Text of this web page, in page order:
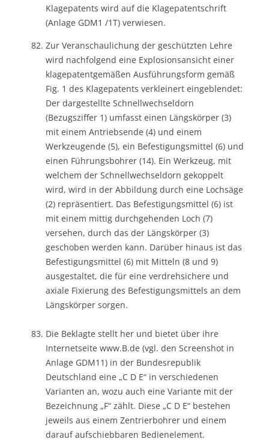
Klagepatents wird auf die Klagepatentschrift
(Anlage GDM1 /1T) verwiesen.
Zur Veranschaulichung der geschützten Lehre
wird nachfolgend eine Explosionsansicht einer
klagepatentgemäßen Ausführungsform gemäß
Fig. 1 des Klagepatents verkleinert eingeblendet:
Der dargestellte Schnellwechseldorn
(Bezugsziffer 1) umfasst einen Längskörper (3)
mit einem Antriebsende (4) und einem
Werkzeugende (5), ein Befestigungsmittel (6) und
einen Führungsbohrer (14). Ein Werkzeug, mit
welchem der Schnellwechseldorn gekoppelt
wird, wird in der Abbildung durch eine Lochsäge
(2) repräsentiert. Das Befestigungsmittel (6) ist
mit einem mittig durchgehenden Loch (7)
versehen, durch das der Längskörper (3)
geschoben werden kann. Darüber hinaus ist das
Befestigungsmittel (6) mit Mitteln (8 und 9)
ausgestaltet, die für eine verdrehsichere und
axiale Fixierung des Befestigungsmittels an dem
Längskörper sorgen.
Die Beklagte stellt her und bietet über ihre
Internetseite www.B.de (vgl. den Screenshot in
Anlage GDM11) in der Bundesrepublik
Deutschland eine „C D E“ in verschiedenen
Varianten an, wozu auch eine Variante mit der
Bezeichnung „F“ zählt. Diese „C D E“ bestehen
jeweils aus einem Zentrierbohrer und einem
darauf aufschiebbaren Bedienelement.